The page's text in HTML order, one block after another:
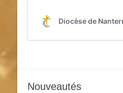
Nouveautés